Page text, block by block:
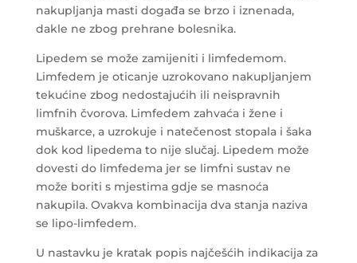
nakupljanja masti događa se brzo i iznenada,
dakle ne zbog prehrane bolesnika.
Lipedem se može zamijeniti i limfedemom.
Limfedem je oticanje uzrokovano nakupljanjem
tekućine zbog nedostajućih ili neispravnih
limfnih čvorova. Limfedem zahvaća i žene i
muškarce, a uzrokuje i natečenost stopala i šaka
dok kod lipedema to nije slučaj. Lipedem može
dovesti do limfedema jer se limfni sustav ne
može boriti s mjestima gdje se masnoća
nakupila. Ovakva kombinacija dva stanja naziva
se lipo-limfedem.
U nastavku je kratak popis najčešćih indikacija za